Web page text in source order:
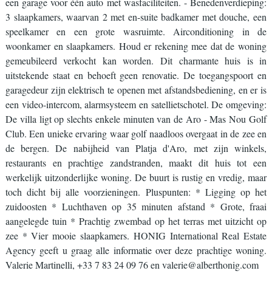
3 slaapkamers, waarvan 2 met en-suite badkamer met douche, een
speelkamer en een grote wasruimte. Airconditioning in de
woonkamer en slaapkamers. Houd er rekening mee dat de woning
gemeubileerd verkocht kan worden. Dit charmante huis is in
uitstekende staat en behoeft geen renovatie. De toegangspoort en
garagedeur zijn elektrisch te openen met afstandsbediening, en er is
een video-intercom, alarmsysteem en satellietschotel. De omgeving:
De villa ligt op slechts enkele minuten van de Aro - Mas Nou Golf
Club. Een unieke ervaring waar golf naadloos overgaat in de zee en
de bergen. De nabijheid van Platja d'Aro, met zijn winkels,
restaurants en prachtige zandstranden, maakt dit huis tot een
werkelijk uitzonderlijke woning. De buurt is rustig en vredig, maar
toch dicht bij alle voorzieningen. Pluspunten: * Ligging op het
zuidoosten * Luchthaven op 35 minuten afstand * Grote, fraai
aangelegde tuin * Prachtig zwembad op het terras met uitzicht op
zee * Vier mooie slaapkamers. HONIG International Real Estate
Agency geeft u graag alle informatie over deze prachtige woning.
Valerie Martinelli, +33 7 83 24 09 76 en valerie@alberthonig.com